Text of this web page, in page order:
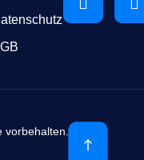
vorbehalten.